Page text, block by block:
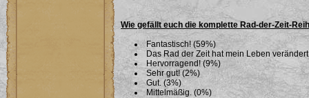
Wie gefällt euch die komplette Rad-der-Zeit-
Fantastisch! (59%)
Das Rad der Zeit hat mein Leben
Hervorragend! (9%)
Sehr gut! (2%)
Gut. (3%)
Mittelmäßig. (0%)